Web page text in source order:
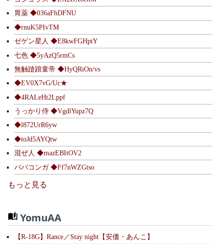
胃薬 ◆036aFhDFNU
◆rnuK5PIvTM
ゼゲン星人 ◆E8kwFGHptY
七色 ◆5yAzQ5rmCs
無触蹌踉童帝 ◆HyQRiOn/vs
◆EV0X7vG/Uc★
◆4RALeHt2Lppf
うっかり侍 ◆VgdlYupz7Q
◆l872UrR6yw
◆toJd5AYQtw
混ぜ人 ◆mazEBItOV2
ババコンガ ◆Ff7nWZGtso
もっと見る
YomuAA
【R-18G】Rance／Stay night【安価・あんこ】